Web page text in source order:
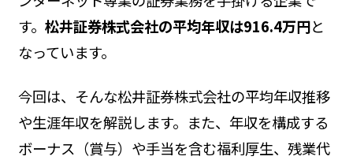
す。 松井証券株式会社の平均年収は916.4万円と
なっています。
今回は、そんな松井証券株式会社の平均年収推移
や生涯年収を解説します。また、年収を構成する
ボーナス（賞与）や手当を含む福利厚生、残業代